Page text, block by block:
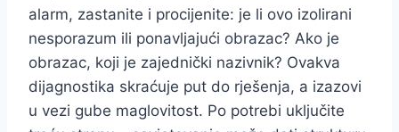
alarm, zastanite i procijenite: je li ovo izolirani
nesporazum ili ponavljajući obrazac? Ako je
obrazac, koji je zajednički nazivnik? Ovakva
dijagnostika skraćuje put do rješenja, a izazovi
u vezi gube maglovitost. Po potrebi uključite